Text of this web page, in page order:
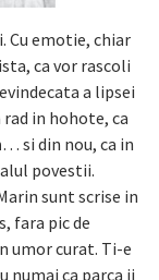
Cu emotie, chiar
ca vor rascoli
a lipsei
in hohote, ca
… si din nou, ca in
povestii.
sunt scrise in
fara pic de
umor curat. Ti-e
numai ca parca ii